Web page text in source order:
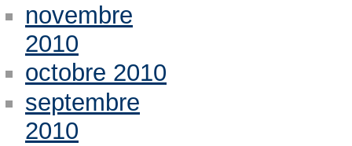
novembre
2010
octobre 2010
septembre
2010